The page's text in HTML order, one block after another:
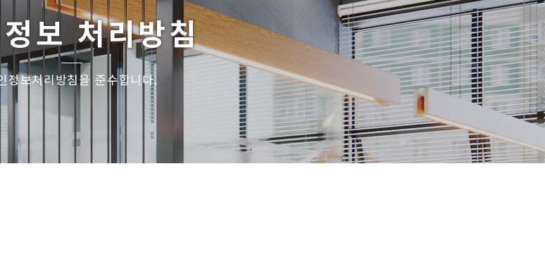
건축리모델링 견적신청
유튜브동영상
NAVER BLOG
보 처리방침
정보처리방침을 준수합니다.